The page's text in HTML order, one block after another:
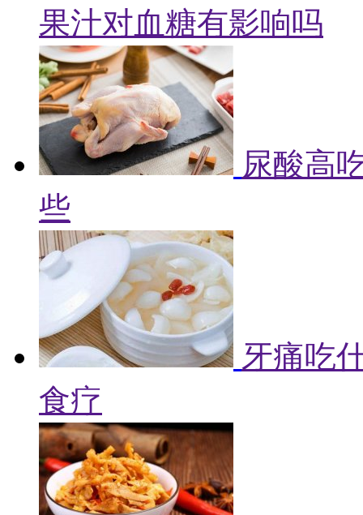
果汁对血糖有影响吗
尿酸高
些
牙痛吃
食疗